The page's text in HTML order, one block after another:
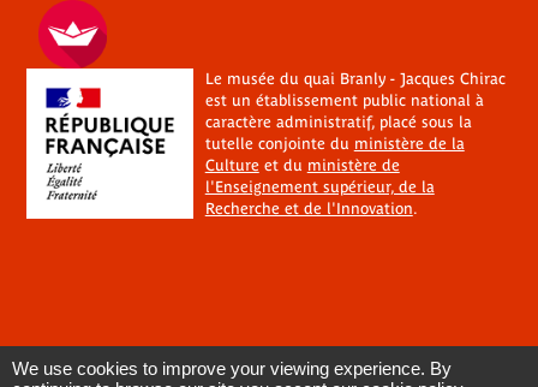
Le musée du quai Branly - Jacques Chirac
est un établissement public national à
caractère administratif, placé sous la
tutelle conjointe du ministère de la
Cultureet du ministère de
l'Enseignement supérieur, de la
Recherche et de l'Innovation.
We use cookies to improve your viewing experience. By